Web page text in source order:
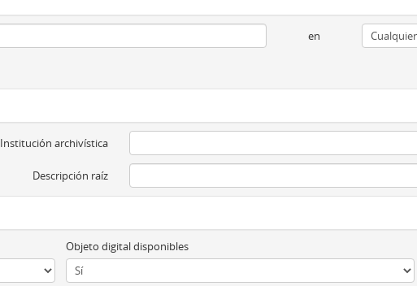
en
Institución archivística
Descripción raíz
Objeto digital disponibles